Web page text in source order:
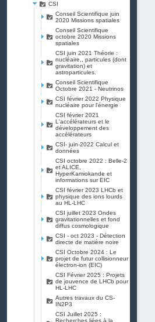
CSI
Conseil Scientifique juin
2020 Missions spatiales
Conseil Scientifique
octobre 2020 Missions
spatiales
CSI juin 2021 Théorie :
nucléaire,, particules (dont
gravitation) et
astroparticules.
Conseil Scientifique
Octobre 2021 - Neutrinos
CSI février 2022 Physique
nucléaire pour l'énergie
CSI février 2021
L'accélérateurs et le
développement des
accélérateurs
CSI- juin-2022 Calcul et
données
CSI octobre 2022 : Belle-2
et ALICE,
HyperKamiokande et
informations sur EIC
CSI février 2023 LHCb et
physique des ions lourds
au HL-LHC
CSI juillet 2023 Ondes
gravitationnelles et fond
diffus cosmologique
CSI - oct 2023 - Détection
directe de matière noire
CSI Octobre 2024 : Le
projet de futur collisionneur
électron-ion (EIC)
CSI Février 2025 : Projets
de jouvence de LHCb pour
HL-LHC
Autres travaux du CS-
IN2P3
CSI Juillet 2025 :
Recherches liées à la